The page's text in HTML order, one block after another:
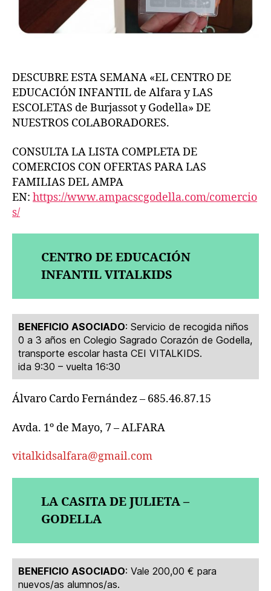
DESCUBRE ESTA SEMANA «EL CENTRO DE
EDUCACIÓN INFANTIL de Alfara y LAS
ESCOLETAS de Burjassot y Godella» DE
NUESTROS COLABORADORES.
CONSULTA LA LISTA COMPLETA DE
COMERCIOS CON OFERTAS PARA LAS
FAMILIAS DEL AMPA
EN: https://www.ampacscgodella.com/comercio
s/
CENTRO DE EDUCACIÓN
INFANTIL VITALKIDS
BENEFICIO ASOCIADO: Servicio de recogida niños
0 a 3 años en Colegio Sagrado Corazón de Godella,
transporte escolar hasta CEI VITALKIDS.
ida 9:30 – vuelta 16:30
Álvaro Cardo Fernández – 685.46.87.15
Avda. 1º de Mayo, 7 – ALFARA
vitalkidsalfara@gmail.com
LA CASITA DE JULIETA –
GODELLA
BENEFICIO ASOCIADO: Vale 200,00 € para
nuevos/as alumnos/as.